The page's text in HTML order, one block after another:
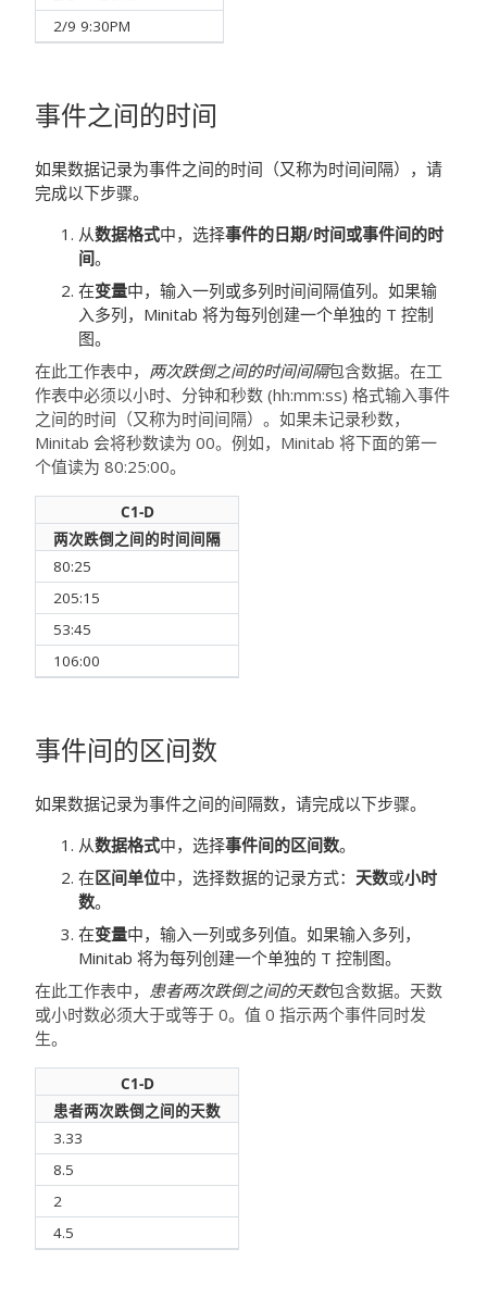
2/9 9:30PM
事件之间的时间
如果数据记录为事件之间的时间（又称为时间间隔），请
完成以下步骤。
从数据格式中，选择事件的日期/时间或事件间的时
间。
在变量中，输入一列或多列时间间隔值列。如果输
入多列，Minitab 将为每列创建一个单独的 T 控制
图。
在此工作表中， 两次跌倒之间的时间间隔包含数据。在工
作表中必须以小时、分钟和秒数 (hh:mm:ss) 格式输入事件
之间的时间（又称为时间间隔）。如果未记录秒数，
Minitab 会将秒数读为 00。例如，Minitab 将下面的第一
个值读为 80:25:00。
C1-D
两次跌倒之间的时间间隔
80:25
205:15
53:45
106:00
事件间的区间数
如果数据记录为事件之间的间隔数，请完成以下步骤。
从数据格式中，选择事件间的区间数。
在区间单位中，选择数据的记录方式： 天数或小时
数。
在变量中，输入一列或多列值。如果输入多列，
Minitab 将为每列创建一个单独的 T 控制图。
在此工作表中， 患者两次跌倒之间的天数包含数据。天数
或小时数必须大于或等于 0。值 0 指示两个事件同时发
生。
C1-D
患者两次跌倒之间的天数
3.33
8.5
2
4.5